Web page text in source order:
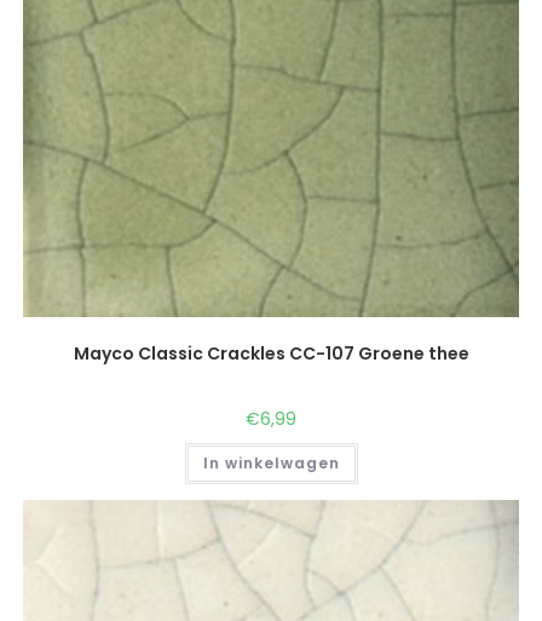
Mayco Classic Crackles CC-107 Groene thee
€6,99
In winkelwagen